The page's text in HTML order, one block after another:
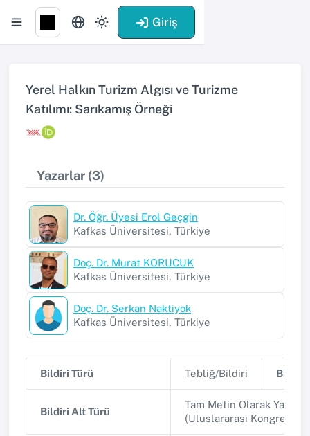
Giriş
Yerel Halkın Turizm Algısı ve Turizme
Katılımı: Sarıkamış Örneği
Yazarlar (3)
Dr. Öğr. Üyesi Erol Geçgin
Kafkas Üniversitesi, Türkiye
Doç. Dr. Murat KORUCUK
Kafkas Üniversitesi, Türkiye
Doç. Dr. Serkan Naktiyok
Kafkas Üniversitesi, Türkiye
Bildiri Türü Tebliğ/Bildiri Bildiri
Bildiri Alt Türü
Tam Metin Olarak
(Uluslararası Kongre/